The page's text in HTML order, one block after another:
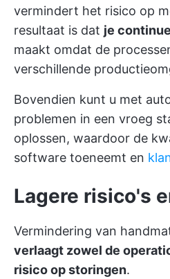
vermindert het risico op
resultaat is dat je
maakt omdat de
verschillende
Bovendien kunt u met
problemen in een vroeg
oplossen, waardoor de
software toeneemt en
Lagere risico's
Vermindering van
verlaagt zowel de
risico op storingen.